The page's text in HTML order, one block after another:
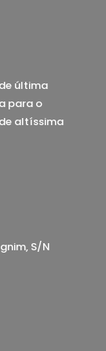
última
para o
altíssima
S/N